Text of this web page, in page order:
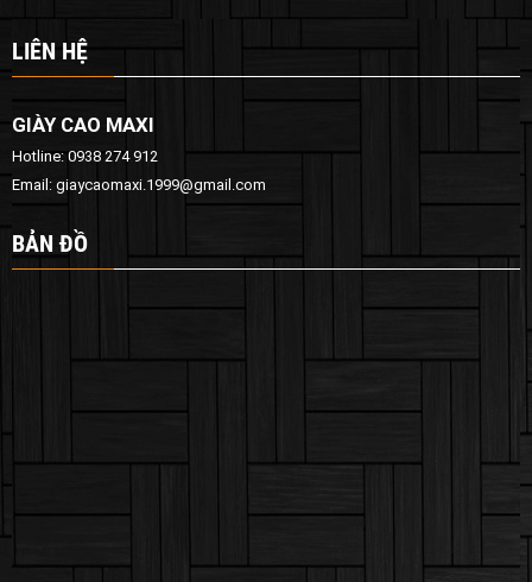
LIÊN HỆ
GIÀY CAO MAXI
Hotline: 0938 274 912
Email: giaycaomaxi.1999@gmail.com
BẢN ĐỒ